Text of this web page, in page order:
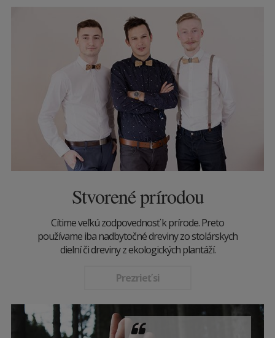
Stvorené prírodou
Cítime veľkú zodpovednosť k prírode. Preto
používame iba nadbytočné dreviny zo stolárskych
dielní či dreviny z ekologických plantáží.
Prezrieť si